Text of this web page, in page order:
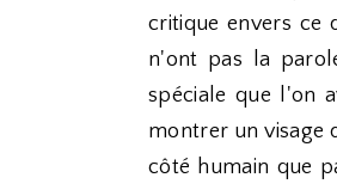
critique envers ce
n'ont pas la
spéciale que l'on
montrer un visage
côté humain que